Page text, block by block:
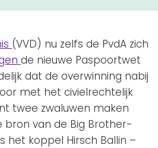
(VVD) nu zelfs de PvdA zich
de nieuwe Paspoortwet
dat de overwinning nabij
met het civielrechtelijk
twee zwaluwen maken
bron van de Big Brother-
het koppel Hirsch Ballin –